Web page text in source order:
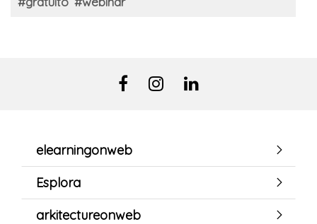
elearningonweb
Esplora
arkitectureonweb